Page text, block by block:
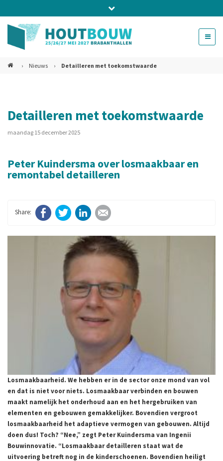
Bel ons voor info 0294 - 74 50 70
beurs@54events.nl
› Nieuws › Detailleren met toekomstwaarde
Detailleren met toekomstwaarde
maandag 15 december 2025
Peter Kuindersma over losmaakbaar en
remontabel detailleren
FacebookTwitter LinkedIn
Losmaakbaarheid. We hebben er in de sector onze mond van vol
en dat is niet voor niets. Losmaakbaar verbinden en bouwen
maakt namelijk het onderhoud aan en het hergebruiken van
elementen en gebouwen gemakkelijker. Bovendien vergroot
losmaakbaarheid het adaptieve vermogen van gebouwen. Altijd
doen dus! Toch? “Nee,” zegt Peter Kuindersma van Ingenii
Bouwinnovatie. “Losmaakbaar detailleren staat wat de
uitvoering betreft nog in de kinderschoenen. Bovendien heiligt